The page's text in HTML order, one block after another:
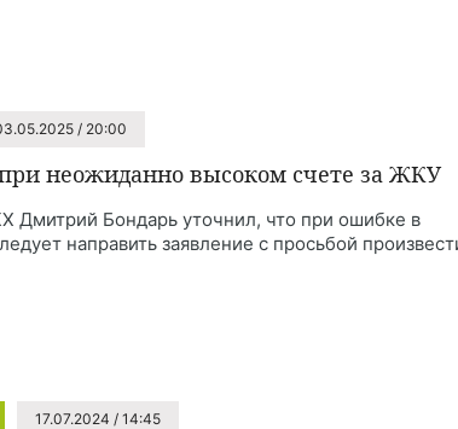
/ 20:00
неожиданно высоком счете за ЖКУ
Дмитрий Бондарь уточнил, что при ошибке в
направить заявление с просьбой
17.07.2024 / 14:45